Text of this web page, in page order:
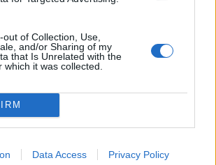
of Collection, Use,
and/or Sharing of my
that Is Unrelated with the
which it was collected.
Data Access Privacy Policy
ulottuu nyt